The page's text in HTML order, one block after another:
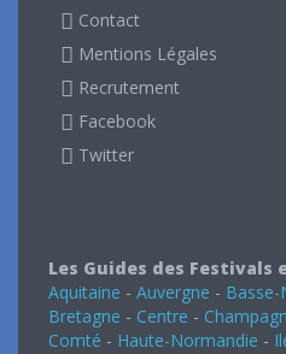
Contact
Mentions Légales
Recrutement
Facebook
Twitter
Les Guides des Festivals
Aquitaine - Auvergne -
Bretagne - Centre -
Comté - Haute-Normandie -